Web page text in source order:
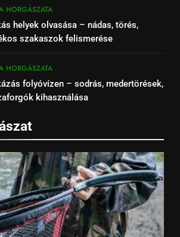
HORGÁSZATA
helyek olvasása – nádas, törés,
szakaszok felismerése
HORGÁSZATA
folyóvízen – sodrás, medertörések,
kihasználása